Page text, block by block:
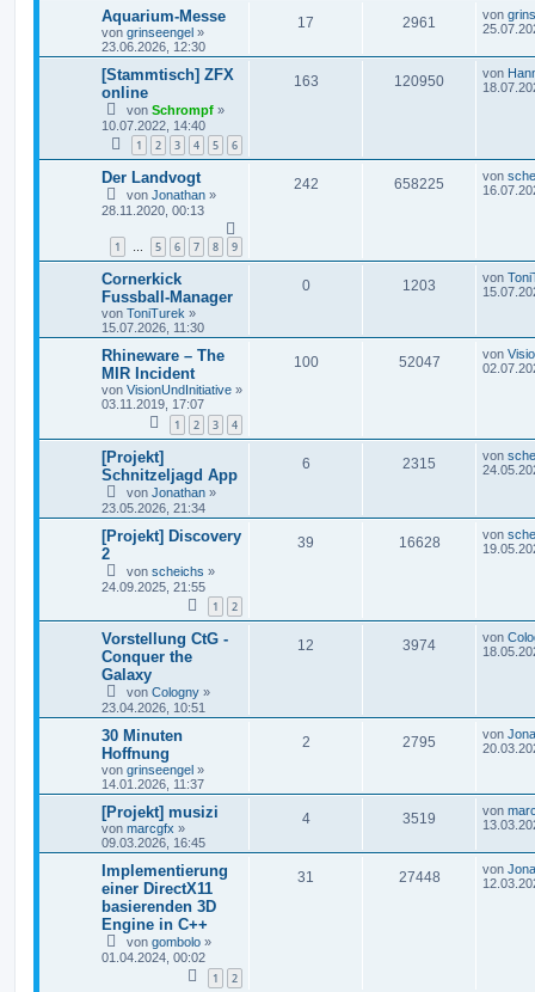
Aquarium-Messe
von grinseengel »
23.06.2026, 12:30
17 2961 von
[Stammtisch] ZFX
online
von Schrompf »
10.07.2022, 14:40
1 2 3 4 5 6
163 120950 von
Der Landvogt
von Jonathan »
28.11.2020, 00:13
1 … 5 6 7 8 9
242 658225 von
Cornerkick
Fussball-Manager
von ToniTurek »
15.07.2026, 11:30
0 1203 von
Rhineware – The
MIR Incident
von VisionUndInitiative »
03.11.2019, 17:07
1 2 3 4
100 52047 von
[Projekt]
Schnitzeljagd App
von Jonathan »
23.05.2026, 21:34
6 2315 von
[Projekt] Discovery
2
von scheichs »
24.09.2025, 21:55
1 2
39 16628 von
Vorstellung CtG -
Conquer the
Galaxy
von Cologny »
23.04.2026, 10:51
12 3974 von
30 Minuten
Hoffnung
von grinseengel »
14.01.2026, 11:37
2 2795 von
[Projekt] musizi
von marcgfx »
09.03.2026, 16:45
4 3519 von
Implementierung
einer DirectX11
basierenden 3D
Engine in C++
von gombolo »
01.04.2024, 00:02
1 2
31 27448 von